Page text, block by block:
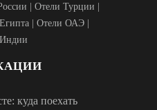
Отели Турции
Отели ОАЭ
куда поехать